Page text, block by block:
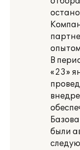
В
«23»
были